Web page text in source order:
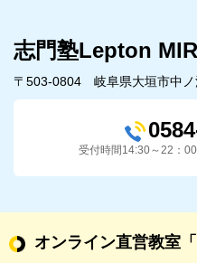
志門塾Lepton
〒503-0804 岐阜県大垣市中
受付時間14:30～22：
オンライン直営教室